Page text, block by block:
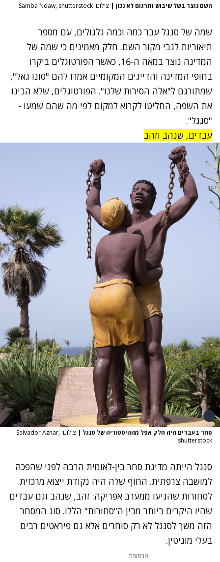
השם נוצר בשל שיבוש ותרגום לא נכון | צילום: Samba Ndaw, shutterstock
שמה של סנגל עבר כמה וכמה גלגולים, עם מספר
תיאוריות לגבי מקור השם. חלק מאמינים כי שמה של
המדינה נוצר במאה ה-16, כאשר הפורטוגלים ביקרו
בחופי המדינה והדייגים המקומיים אמרו להם "סונו גאל",
שמתורגם ל"אלה הסירות שלנו". הפורטוגלים, שלא הבינו
את השפה, החליטו לקרוא למקום לפי מה שהם שמעו -
"סנגל".
עבדים, שנהב וזהב
סחר בעבדים היה חלק אפל מההיסטוריה של סנגל |
צילום: Salvador Aznar,
shutterstock
סנגל הייתה מדינת סחר בין-לאומית הרבה לפני שהפכה
למושבה צרפתית. החוף שלה היה נקודת ייצוא מרכזית
לסחורות שהגיעו ממערב אפריקה: זהב, שנהב וגם עבדים
שהיו היקרים ביותר מבין ה"סחורות" הללו. סוג המסחר
הזה משך לסנגל לא רק סוחרים אלא גם פיראטים רבים
בעלי מוניטין.
פרסומת